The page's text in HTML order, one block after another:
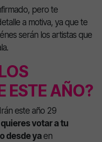
pero te
a motiva, ya que te
serán los artistas que
ESTE AÑO?
este año 29
quieres votar a tu
desde yaen